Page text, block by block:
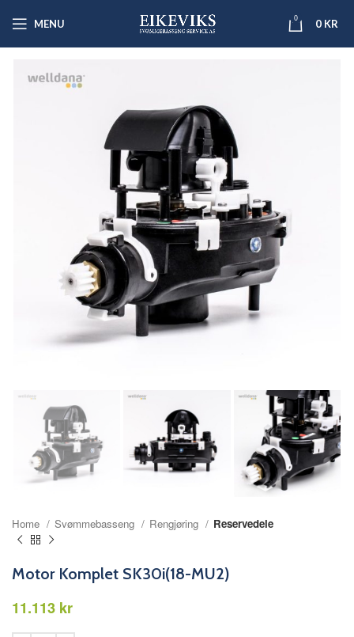
MENU 0 0 KR
Home Svømmebasseng Rengjøring Reservedele
Motor Komplet SK30i(18-MU2)
kr